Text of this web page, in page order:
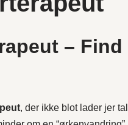
–
, der ikke blot lader jer